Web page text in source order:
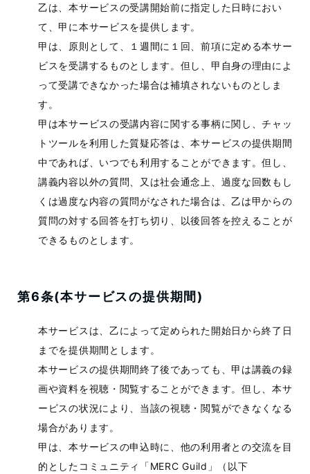
乙は、本サービスの受講開始前に指定した日時におい
て、甲に本サービスを提供します。
甲は、原則として、１週間に１回、前項に定める本サー
ビスを受講するものとします。但し、甲自身の理由によ
って受講できなかった場合は補填されないものとしま
す。
甲は本サービスの受講内容に関する事柄に関し、チャッ
トツールを利用した質疑応答は、本サービスの提供期間
中であれば、いつでも利用することができます。但し、
講義内容以外の質問、又は社会通念上、過度な回数もし
くは過度な内容の質問がなされた場合は、乙は甲からの
質問の対する回答を打ち切り、以後回答を控えることが
できるものとします。
第6条(本サービスの提供期間)
本サービスは、乙によって定められた開始日から終了日
までを提供期間とします。
本サービスの提供期間終了後であっても、甲は講義の録
画や資料を視聴・閲覧することができます。但し、本サ
ービスの状況により、当該の視聴・閲覧ができなくなる
場合があります。
甲は、本サービスの申込時に、他の利用者との交流を目
的としたコミュニティ「MERC Guild」（以下